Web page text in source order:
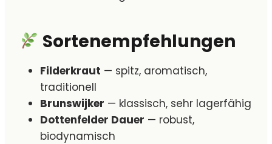
Sortenempfehlungen
Filderkraut — spitz, aromatisch,
traditionell
Brunswijker — klassisch, sehr lagerfähig
Dottenfelder Dauer — robust,
biodynamisch